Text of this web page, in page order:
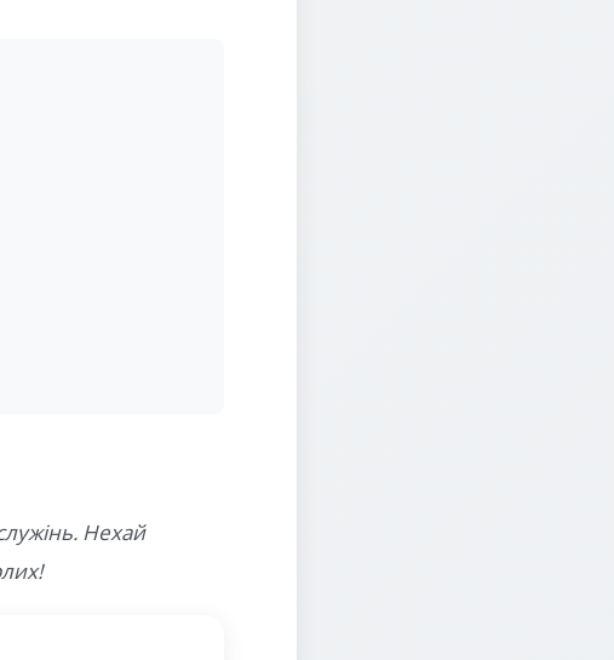
Нехай